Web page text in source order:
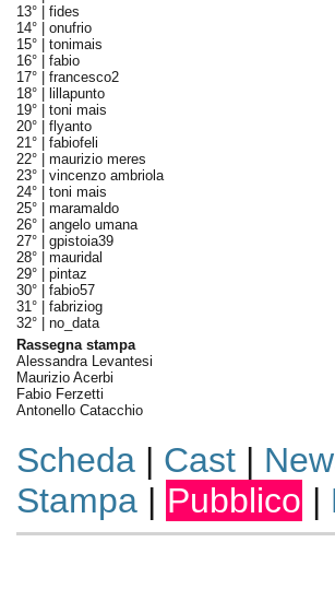
13° | fides
14° | onufrio
15° | tonimais
16° | fabio
17° | francesco2
18° |
lillapunto
19° | toni mais
20° | flyanto
21° | fabiofeli
22° | maurizio meres
23° | vincenzo ambriola
24° | toni mais
25° | maramaldo
26° | angelo umana
27° | gpistoia39
28° | mauridal
29° | pintaz
30° | fabio57
31° | fabriziog
32° | no_data
Rassegna stampa
Alessandra Levantesi
Maurizio Acerbi
Fabio Ferzetti
Antonello Catacchio
Scheda| Cast|
Stampa| Pubblico |